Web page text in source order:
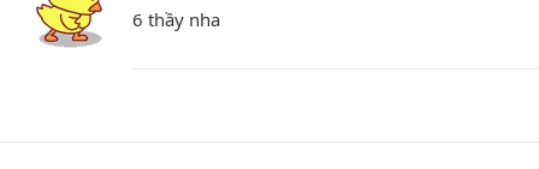
6 thầy nha